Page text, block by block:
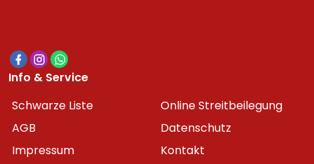
Info & Service
Schwarze Liste
Online Streitbeilegung
AGB
Datenschutz
Impressum
Kontakt